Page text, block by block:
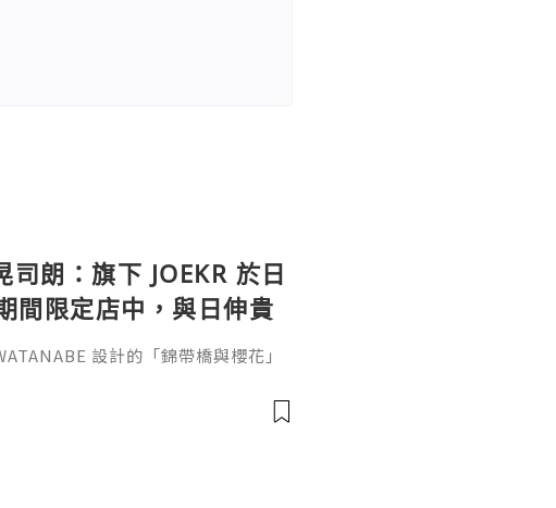
朗：旗下 JOEKR 於日
間限定店中，與日伸貴
同參展設計的「錦帶橋與櫻花」
「JOEKR」，於 2026 年 5 月 13
在日本橋三越本店舉行的「獺祭」